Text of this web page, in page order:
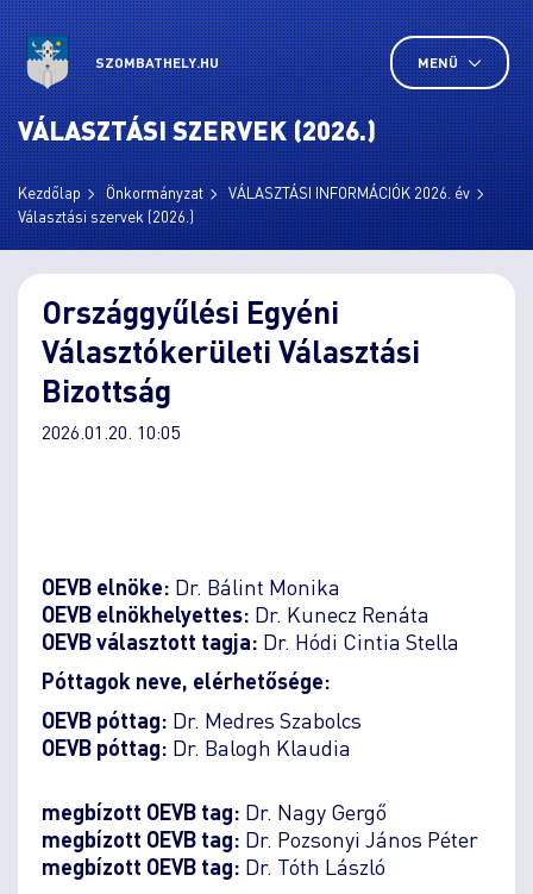
SZOMBATHELY.HU MENÜ
VÁLASZTÁSI SZERVEK (2026.)
Kezdőlap Önkormányzat
VÁLASZTÁSI INFORMÁCIÓK 2026. év
Választási szervek (2026.)
Országgyűlési Egyéni
Választókerületi Választási
Bizottság
2026.01.20. 10:05
OEVB elnöke: Dr. Bálint Monika
OEVB elnökhelyettes: Dr. Kunecz Renáta
OEVB választott tagja: Dr. Hódi Cintia Stella
Póttagok neve, elérhetősége:
OEVB póttag: Dr. Medres Szabolcs
OEVB póttag: Dr. Balogh Klaudia
megbízott OEVB tag: Dr. Nagy Gergő
megbízott OEVB tag: Dr. Pozsonyi János Péter
megbízott OEVB tag: Dr. Tóth László